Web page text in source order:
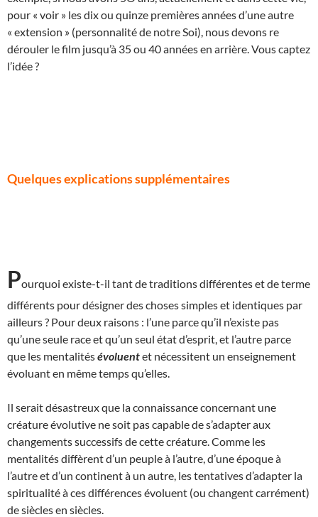
pour « voir » les dix ou quinze premières années d’une autre
« extension » (personnalité de notre Soi), nous devons re
dérouler le film jusqu’à 35 ou 40 années en arrière. Vous captez
l’idée ?
Quelques explications supplémentaires
Pourquoi existe-t-il tant de traditions différentes et de terme
différents pour désigner des choses simples et identiques par
ailleurs ? Pour deux raisons : l’une parce qu’il n’existe pas
qu’une seule race et qu’un seul état d’esprit, et l’autre parce
que les mentalitésévoluentet nécessitent un enseignement
évoluant en même temps qu’elles.
Il serait désastreux que la connaissance concernant une
créature évolutive ne soit pas capable de s’adapter aux
changements successifs de cette créature. Comme les
mentalités diffèrent d’un peuple à l’autre, d’une époque à
l’autre et d’un continent à un autre, les tentatives d’adapter la
spiritualité à ces différences évoluent (ou changent carrément)
de siècles en siècles.